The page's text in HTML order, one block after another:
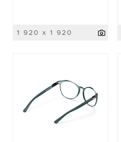
1 920 x 1 920